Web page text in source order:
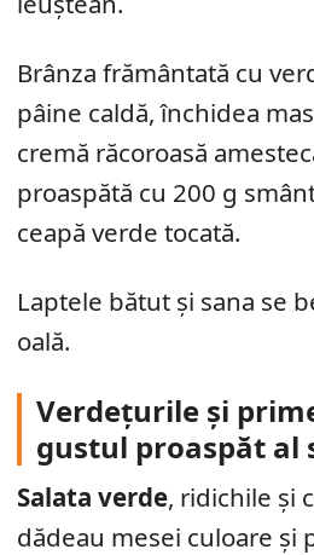
Brânza frământată cu
pâine caldă, închidea
cremă răcoroasă
proaspătă cu 200 g
ceapă verde tocată.
Laptele bătut și sana se
oală.
Verdețurile și
gustul proaspăt al
Salata verde, ridichile și
dădeau mesei culoare și